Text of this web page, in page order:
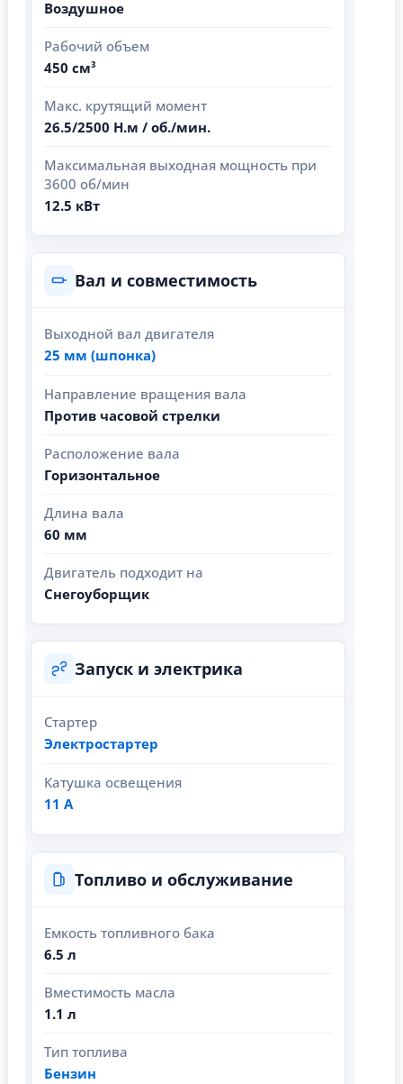
Воздушное
Рабочий объем
450 см³
Макс. крутящий момент
26.5/2500 Н.м / об./мин.
Максимальная выходная мощность при
3600 об/мин
12.5 кВт
Вал и совместимость
Выходной вал двигателя
25 мм (шпонка)
Направление вращения вала
Против часовой стрелки
Расположение вала
Горизонтальное
Длина вала
60 мм
Двигатель подходит на
Снегоуборщик
Запуск и электрика
Стартер
Электростартер
Катушка освещения
11 А
Топливо и обслуживание
Емкость топливного бака
6.5 л
Вместимость масла
1.1 л
Тип топлива
Бензин